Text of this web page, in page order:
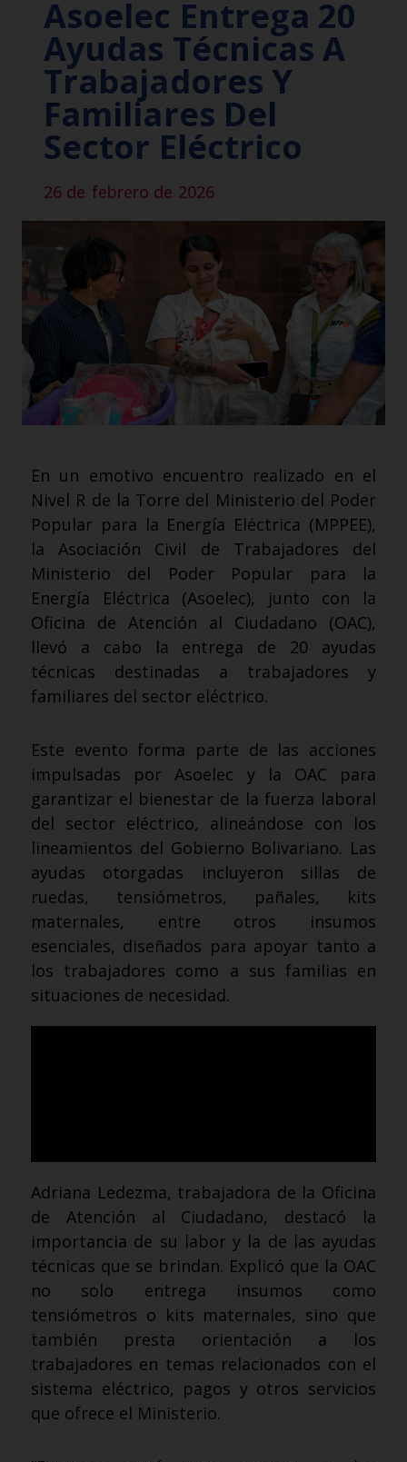
Asoelec Entrega 20
Ayudas Técnicas A
Trabajadores Y
Familiares Del
Sector Eléctrico
26 de febrero de 2026
En un emotivo encuentro realizado en el
Nivel R de la Torre del Ministerio del Poder
Popular para la Energía Eléctrica (MPPEE),
la Asociación Civil de Trabajadores del
Ministerio del Poder Popular para la
Energía Eléctrica (Asoelec), junto con la
Oficina de Atención al Ciudadano (OAC),
llevó a cabo la entrega de 20 ayudas
técnicas destinadas a trabajadores y
familiares del sector eléctrico.
Este evento forma parte de las acciones
impulsadas por Asoelec y la OAC para
garantizar el bienestar de la fuerza laboral
del sector eléctrico, alineándose con los
lineamientos del Gobierno Bolivariano. Las
ayudas otorgadas incluyeron sillas de
ruedas, tensiómetros, pañales, kits
maternales, entre otros insumos
esenciales, diseñados para apoyar tanto a
los trabajadores como a sus familias en
situaciones de necesidad.
Adriana Ledezma, trabajadora de la Oficina
de Atención al Ciudadano, destacó la
importancia de su labor y la de las ayudas
técnicas que se brindan. Explicó que la OAC
no solo entrega insumos como
tensiómetros o kits maternales, sino que
también presta orientación a los
trabajadores en temas relacionados con el
sistema eléctrico, pagos y otros servicios
que ofrece el Ministerio.